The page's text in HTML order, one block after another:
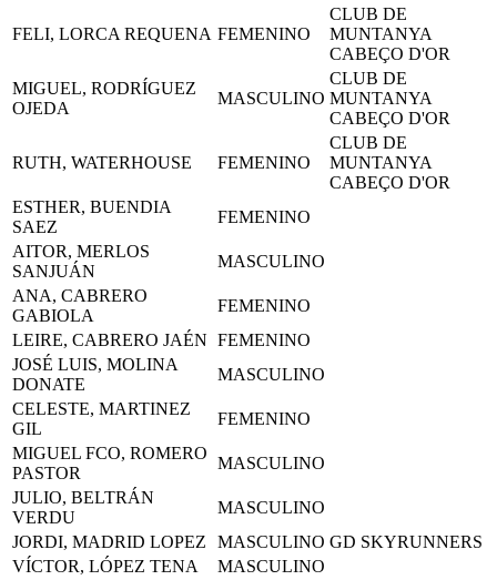
FELI, LORCA REQUENA FEMENINO
CLUB DE
MUNTANYA
CABEÇO D'OR
MIGUEL, RODRÍGUEZ
OJEDA
MASCULINO
CLUB DE
MUNTANYA
CABEÇO D'OR
RUTH, WATERHOUSE FEMENINO
CLUB DE
MUNTANYA
CABEÇO D'OR
ESTHER, BUENDIA
SAEZ
FEMENINO
AITOR, MERLOS
SANJUÁN
MASCULINO
ANA, CABRERO
GABIOLA
FEMENINO
LEIRE, CABRERO JAÉN FEMENINO
JOSÉ LUIS, MOLINA
DONATE
MASCULINO
CELESTE, MARTINEZ
GIL
FEMENINO
MIGUEL FCO, ROMERO
PASTOR
MASCULINO
JULIO, BELTRÁN
VERDU
MASCULINO
JORDI, MADRID LOPEZ
MASCULINO GD SKYRUNNERS
VÍCTOR, LÓPEZ TENA
MASCULINO